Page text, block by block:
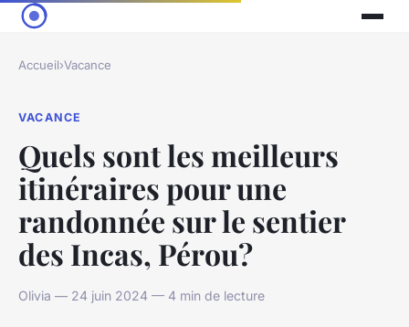
Accueil›Vacance
VACANCE
Quels sont les meilleurs
itinéraires pour une
randonnée sur le sentier
des Incas, Pérou?
Olivia — 24 juin 2024 — 4 min de lecture